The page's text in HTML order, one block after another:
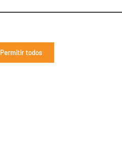
Permitir todos